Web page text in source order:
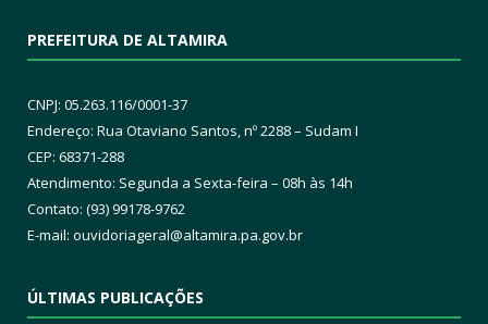
PREFEITURA DE ALTAMIRA
CNPJ: 05.263.116/0001-37
Endereço: Rua Otaviano Santos, nº 2288 – Sudam I
CEP: 68371-288
Atendimento: Segunda a Sexta-feira – 08h às 14h
Contato: (93) 99178-9762
E-mail: ouvidoriageral@altamira.pa.gov.br
ÚLTIMAS PUBLICAÇÕES